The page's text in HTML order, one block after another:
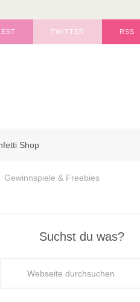
TWITTER RSS
Shop
Gewinnspiele & Freebies
Suchst du was?